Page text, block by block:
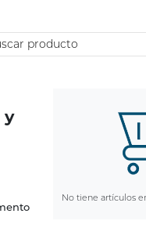
y
No tiene artículos